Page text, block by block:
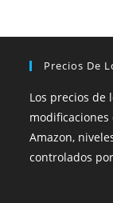
Precios De
Los precios
Amazon,
controlados